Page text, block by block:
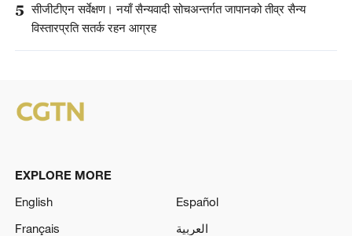
5 सीजीटीएन सर्वेक्षण। नयाँ सैन्यवादी सोचअन्तर्गत जापानको तीव्र सैन्य
विस्तारप्रति सतर्क रहन आग्रह
EXPLORE MORE
English
Español
Français
العربية